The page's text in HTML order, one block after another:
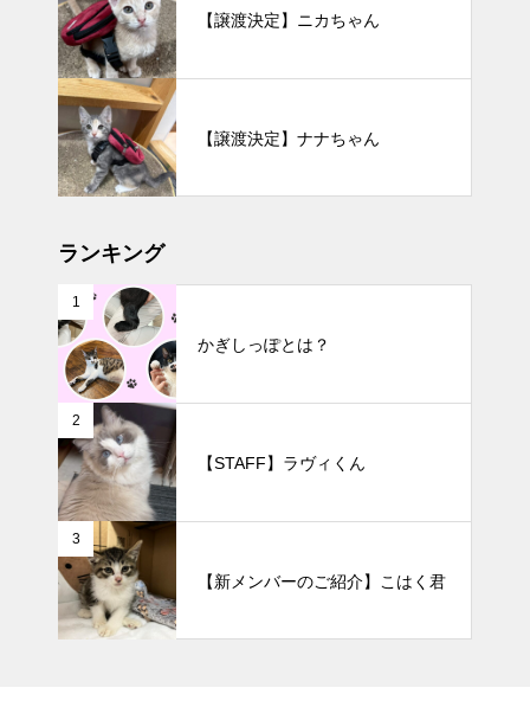
【譲渡決定】ニカちゃん
【譲渡決定】ナナちゃん
ランキング
1
かぎしっぽとは？
2
【STAFF】ラヴィくん
3
【新メンバーのご紹介】こはく君